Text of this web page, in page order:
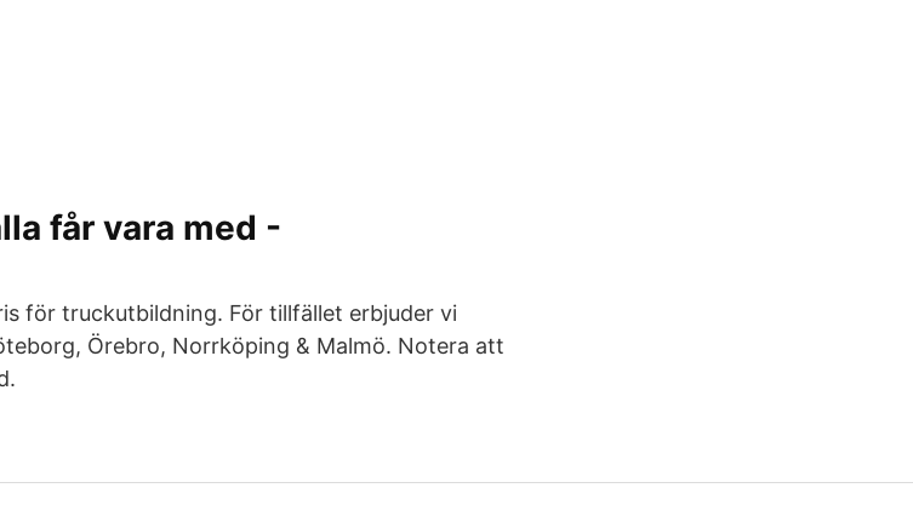
får vara med -
för truckutbildning. För tillfället erbjuder vi
Örebro, Norrköping & Malmö. Notera att